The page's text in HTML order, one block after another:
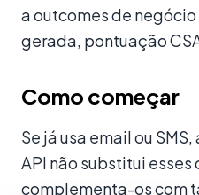
a outcomes de
gerada, pontuação
Como começar
Se já usa email ou
API não substitui esses
complementa-os com